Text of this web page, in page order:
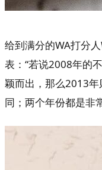
给到满分的WA打分
表：“若说2008年的
颖而出，那么2013
同；两个年份都是非